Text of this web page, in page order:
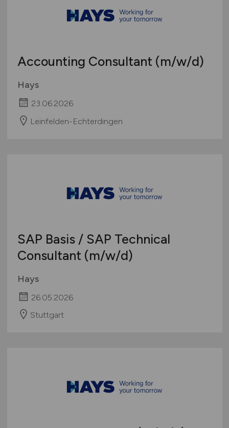
Accounting Consultant (m/w/d)
Hays
23.06.2026
Leinfelden-Echterdingen
SAP Basis / SAP Technical
Consultant (m/w/d)
Hays
26.05.2026
Stuttgart